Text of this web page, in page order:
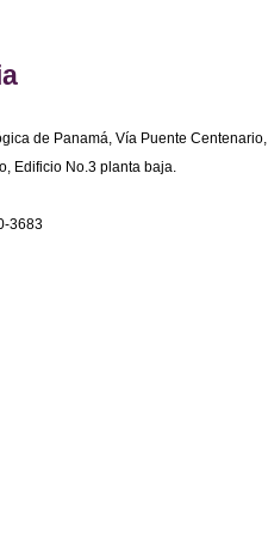
de Panamá, Vía Puente Centenario,
Edificio No.3 planta baja.
3683